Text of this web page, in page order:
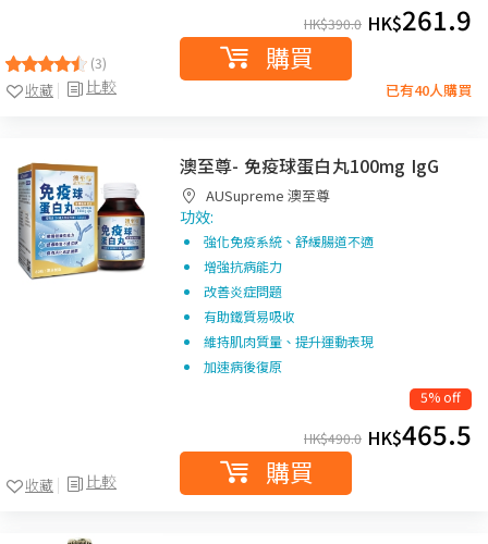
(3)
比較
收藏
HK$390.0 HK$261.9
購買
已有40人購買
比較
收藏
澳至尊- 免疫球蛋白丸100mg IgG
AUSupreme 澳至尊
功效:
強化免疫系統、舒緩腸道不適
增強抗病能力
改善炎症問題
有助鐵質易吸收
維持肌肉質量、提升運動表現
加速病後復原
5% off
HK$490.0 HK$465.5
購買